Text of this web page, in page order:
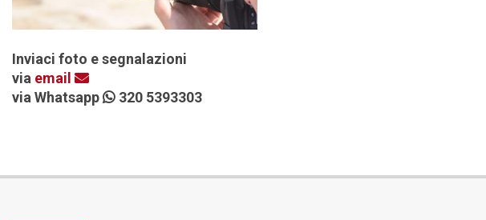
Inviaci foto e segnalazioni
via email
via Whatsapp
320 5393303